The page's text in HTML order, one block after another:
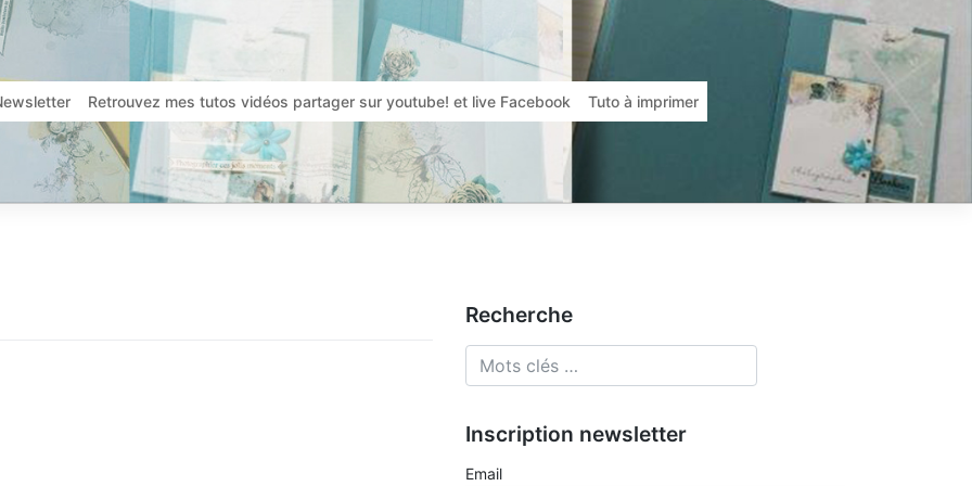
Retrouvez mes tutos vidéos partager sur youtube! et live Facebook Tuto à imprimer
Recherche
Inscription newsletter
Email